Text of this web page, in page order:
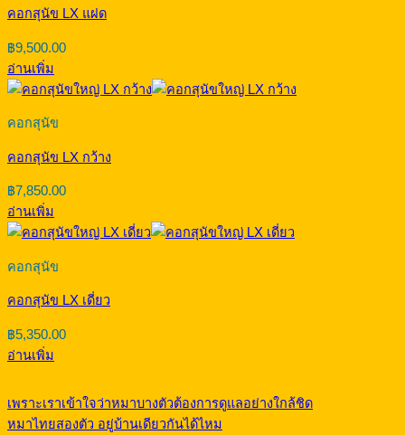
คอกสุนัข LX แฝด
฿9,500.00
อ่านเพิ่ม
คอกสุนัข
คอกสุนัข LX กว้าง
฿7,850.00
อ่านเพิ่ม
คอกสุนัข
คอกสุนัข LX เดี่ยว
฿5,350.00
อ่านเพิ่ม
เพราะเราเข้าใจว่าหมาบางตัวต้องการดูแลอย่างใกล้ชิด
หมาไทยสองตัว อยู่บ้านเดียวกันได้ไหม